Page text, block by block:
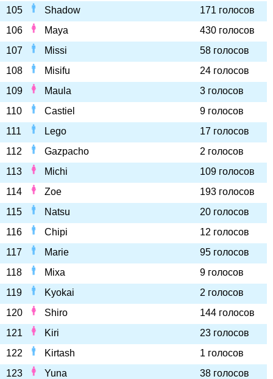
105
Shadow
171 голосов
106
Maya
430 голосов
107
Missi
58 голосов
108
Misifu
24 голосов
109
Maula
3 голосов
110
Castiel
9 голосов
111
Lego
17 голосов
112
Gazpacho
2 голосов
113
Michi
109 голосов
114
Zoe
193 голосов
115
Natsu
20 голосов
116
Chipi
12 голосов
117
Marie
95 голосов
118
Mixa
9 голосов
119
Kyokai
2 голосов
120
Shiro
144 голосов
121
Kiri
23 голосов
122
Kirtash
1 голосов
123
Yuna
38 голосов